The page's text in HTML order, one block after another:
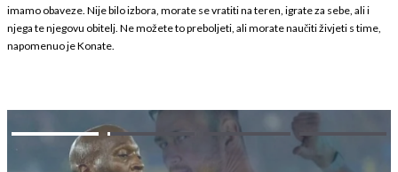
imamo obaveze. Nije bilo izbora, morate se vratiti na teren, igrate za sebe, ali i
njega te njegovu obitelj. Ne možete to preboljeti, ali morate naučiti živjeti s time,
napomenuo je Konate.